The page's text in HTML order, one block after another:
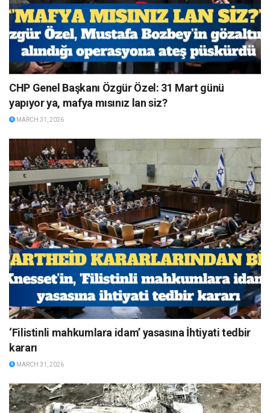
CHP Genel Başkanı Özgür Özel: 31 Mart günü
yapıyor ya, mafya mısınız lan siz?
MARCH 31, 2026
‘Filistinli mahkumlara idam’ yasasına İhtiyati tedbir
kararı
MARCH 31, 2026